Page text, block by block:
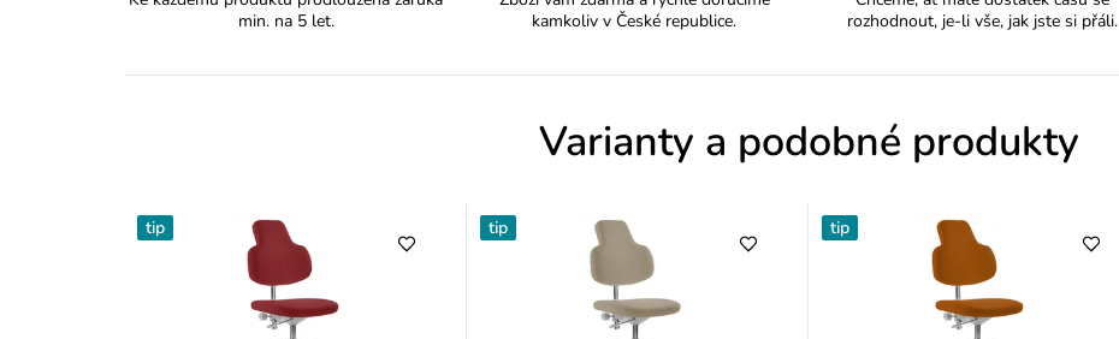
h
o
d
n
min. na 5 let.
kamkoliv v České republice.
rozhodnout, je-li vše, jak jste si přáli.
Varianty a podobné produkty
tip tip tip